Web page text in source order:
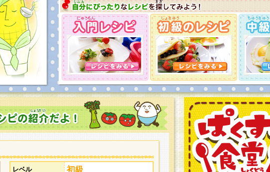
2019/06/04 の更新情報
ファーマ村からコーンシェフが簡単レシピを紹介するよ！こちら
2018/07/01 の更新情報
チャレンジ企画第三弾！お母さん、お父さんへ日頃の感謝をこめ
てごはんを作ろう！は終了致しました。たくさんの投稿、ありが
とうございました。次回企画もお楽しみに！
レベル 初級